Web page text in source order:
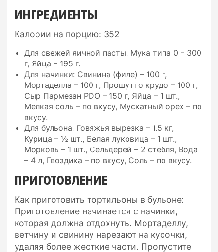
ИНГРЕДИЕНТЫ
Калории на порцию: 352
Для свежей яичной пасты: Мука типа 0 – 300
г, Яйца – 195 г.
Для начинки: Свинина (филе) – 100 г,
Мортаделла – 100 г, Прошутто крудо – 100 г,
Сыр Пармезан PDO – 150 г, Яйца – 1 шт.,
Мелкая соль – по вкусу, Мускатный орех – по
вкусу.
Для бульона: Говяжья вырезка – 1.5 кг,
Курица – ½ шт., Белая луковица – 1 шт.,
Морковь – 1 шт., Сельдерей – 2 стебля, Вода
– 4 л, Гвоздика – по вкусу, Соль – по вкусу.
ПРИГОТОВЛЕНИЕ
Как приготовить тортильоны в бульоне:
Приготовление начинается с начинки,
которая должна отдохнуть. Мортаделлу,
ветчину и свинину нарезают на кусочки,
удаляя более жесткие части. Пропустите